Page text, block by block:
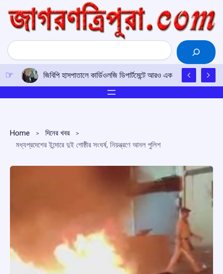
content
Search
জিবিপি হাসপাতালে কার্ডিওলজি ডিপার্টমেন্টে আরও এক জন্মগত
Home
দিনের খবর
মধ্যপ্রদেশের ইন্দোরে দুই গোষ্ঠীর সংঘর্ষ, নিয়ন্ত্রণে আনল পুলিশ